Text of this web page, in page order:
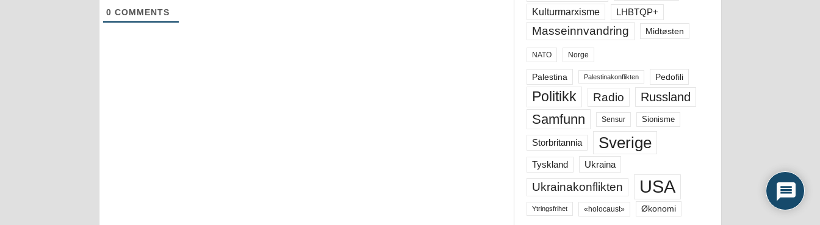
0 COMMENTS Kulturmarxisme LHBTQP+
Masseinnvandring Midtøsten
NATO Norge
Palestina Palestinakonflikten Pedofili
Politikk Radio Russland
Samfunn Sensur Sionisme
Storbritannia Sverige
Tyskland Ukraina
Ukrainakonflikten USA
Ytringsfrihet «holocaust» Økonomi